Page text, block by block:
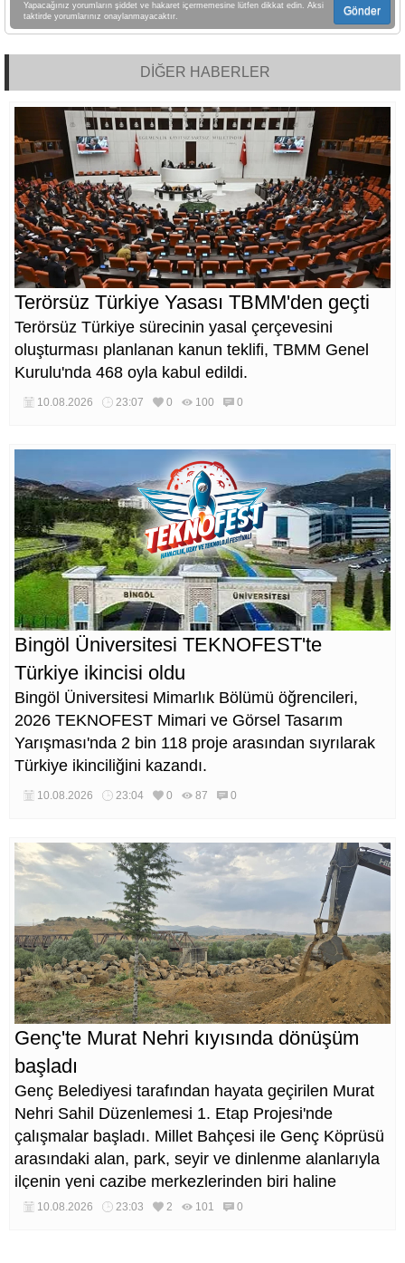
Yapacağınız yorumların şiddet ve hakaret içermemesine lütfen dikkat edin. Aksi
taktirde yorumlarınız onaylanmayacaktır.
Gönder
DİĞER HABERLER
Terörsüz Türkiye Yasası TBMM'den geçti
Terörsüz Türkiye sürecinin yasal çerçevesini
oluşturması planlanan kanun teklifi, TBMM Genel
Kurulu'nda 468 oyla kabul edildi.
10.08.2026 23:07 0 100 0
Bingöl Üniversitesi TEKNOFEST'te
Türkiye ikincisi oldu
Bingöl Üniversitesi Mimarlık Bölümü öğrencileri,
2026 TEKNOFEST Mimari ve Görsel Tasarım
Yarışması'nda 2 bin 118 proje arasından sıyrılarak
Türkiye ikinciliğini kazandı.
10.08.2026 23:04 0 87 0
Genç'te Murat Nehri kıyısında dönüşüm
başladı
Genç Belediyesi tarafından hayata geçirilen Murat
Nehri Sahil Düzenlemesi 1. Etap Projesi'nde
çalışmalar başladı. Millet Bahçesi ile Genç Köprüsü
arasındaki alan, park, seyir ve dinlenme alanlarıyla
ilçenin yeni cazibe merkezlerinden biri haline
getirilecek.
10.08.2026 23:03 2 101 0